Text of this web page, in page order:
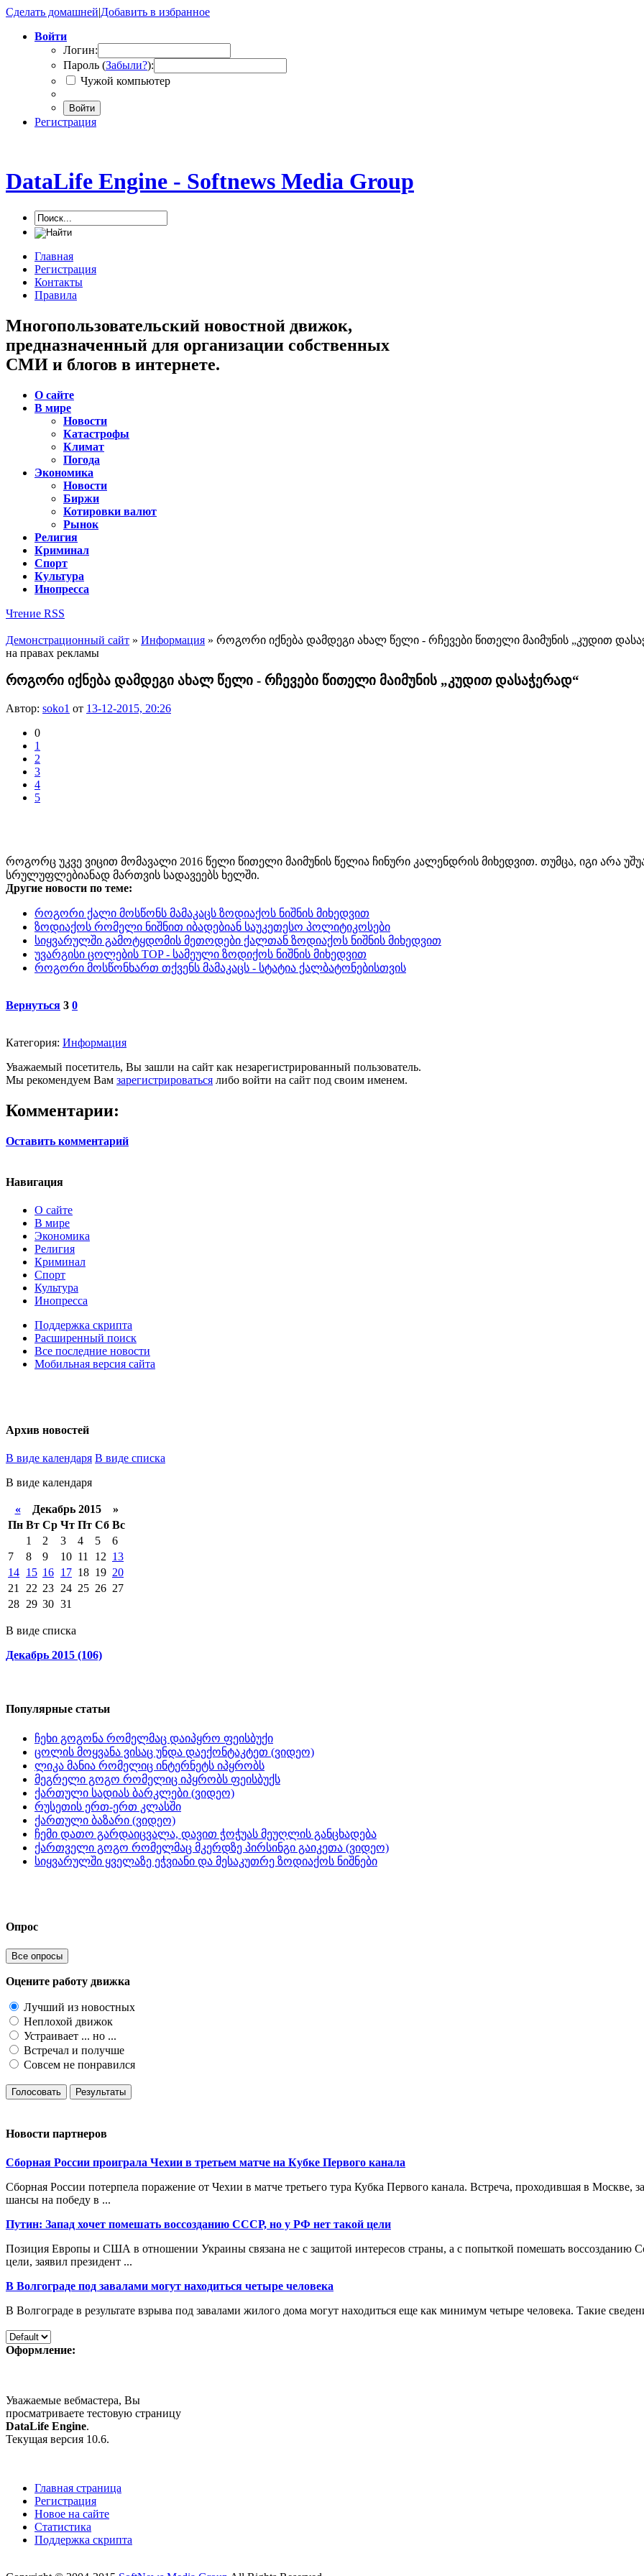
Сделать домашней|Добавить в избранное
Войти
Логин:
Пароль (Забыли?):
Чужой компьютер
Войти
Регистрация
DataLife Engine - Softnews Media Group
Главная
Регистрация
Контакты
Правила
Многопользовательский новостной движок,
предназначенный для организации собственных
СМИ и блогов в интернете.
О сайте
В мире
Новости
Катастрофы
Климат
Погода
Экономика
Новости
Биржи
Котировки валют
Рынок
Религия
Криминал
Спорт
Культура
Инопресса
Чтение RSS
Демонстрационный сайт » Информация » როგორი იქნება დამდეგი ახალ წელი - რჩევები წითელი მაიმუნის „კუდით
на правах рекламы
როგორი იქნება დამდეგი ახალ წელი - რჩევები წითელი მაიმუნის „კუდით დასაჭერად“
Автор: soko1 от 13-12-2015, 20:26
0
1
2
3
4
5
როგორც უკვე ვიცით მომავალი 2016 წელი წითელი მაიმუნის წელია ჩინური კალენდრის მიხედვით. თუმცა, იგი არა
სრულუფლებიანად მართვის სადავეებს ხელში.
Другие новости по теме:
როგორი ქალი მოსწონს მამაკაცს ზოდიაქოს ნიშნის მიხედვით
ზოდიაქოს რომელი ნიშნით იბადებიან საუკეთესო პოლიტიკოსები
სიყვარულში გამოტყდომის მეთოდები ქალთან ზოდიაქოს ნიშნის მიხედვით
უვარგისი ცოლების TOP - სამეული ზოდიქოს ნიშნის მიხედვით
როგორი მოსწონხართ თქვენს მამაკაცს - სტატია ქალბატონებისთვის
Вернуться 3 0
Категория: Информация
Уважаемый посетитель, Вы зашли на сайт как незарегистрированный пользователь.
Мы рекомендуем Вам зарегистрироваться либо войти на сайт под своим именем.
Комментарии:
Оставить комментарий
Навигация
О сайте
В мире
Экономика
Религия
Криминал
Спорт
Культура
Инопресса
Поддержка скрипта
Расширенный поиск
Все последние новости
Мобильная версия сайта
Архив новостей
В виде календаря В виде списка
В виде календаря
«Декабрь 2015 »
Пн Вт Ср Чт Пт Сб Вс
1
2 3 4 5
6
7
8 9 10 11 12 13
14 15 16 17 18 19 20
21
22 23 24 25 26 27
28 29 30 31
В виде списка
Декабрь 2015 (106)
Популярные статьи
ჩეხი გოგონა რომელმაც დაიპყრო ფეისბუქი
ცოლის მოყვანა ვისაც უნდა დაექონტაკტეთ (ვიდეო)
ლიკა მანია რომელიც ინტერნეტს იპყრობს
მეგრელი გოგო რომელიც იპყრობს ფეისბუქს
ქართული სადიას ბარკლები (ვიდეო)
რუსეთის ერთ-ერთ კლასში
ქართული ბაზარი (ვიდეო)
ჩემი დათო გარდაიცვალა, დავით ჭოჭუას მეუღლის განცხადება
ქართველი გოგო რომელმაც მკერდზე პირსინგი გაიკეთა (ვიდეო)
სიყვარულში ყველაზე ეჭვიანი და მესაკუთრე ზოდიაქოს ნიშნები
Опрос
Все опросы
Оцените работу движка
Лучший из новостных
Неплохой движок
Устраивает ... но ...
Встречал и получше
Совсем не понравился
Голосовать Результаты
Новости партнеров
Сборная России проиграла Чехии в третьем матче на Кубке Первого канала
Сборная России потерпела поражение от Чехии в матче третьего тура Кубка Первого канала. Встреча, проходившая в Москве,
шансы на победу в ...
Путин: Запад хочет помешать воссозданию СССР, но у РФ нет такой цели
Позиция Европы и США в отношении Украины связана не с защитой интересов страны, а с попыткой помешать воссозданию
цели, заявил президент ...
В Волгограде под завалами могут находиться четыре человека
В Волгограде в результате взрыва под завалами жилого дома могут находиться еще как минимум четыре человека. Такие
Оформление:
Уважаемые вебмастера, Вы
просматриваете тестовую страницу
DataLife Engine.
Текущая версия 10.6.
Главная страница
Регистрация
Новое на сайте
Статистика
Поддержка скрипта